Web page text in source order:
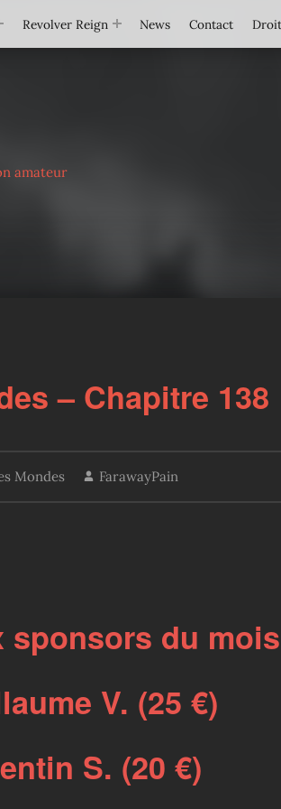
Revolver Reign News Contact
amateur
– Chapitre 138
Mondes FarawayPain
sponsors du
V. (25 €)
S. (20 €)